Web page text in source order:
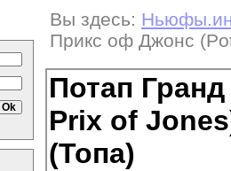
Вы здесь:
Прикс oф Джонс
Потап
Prix of
(Топа)